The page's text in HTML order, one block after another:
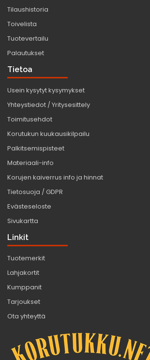
Tilaushistoria
Toivelista
Tuotevertailu
Palautukset
Tietoa
Usein kysytyt kysymykset
Yhteystiedot / Yritysesittely
Toimitusehdot
Korutukun kuukausikilpailu
Palkitsemispisteet
Materiaali-info
Korujen kaiverrus info ja hinnat
Tietosuoja / GDPR
Evästeseloste
Sivukartta
Linkit
Tuotemerkit
Lahjakortit
Kumppanit
Tarjoukset
Ota yhteyttä